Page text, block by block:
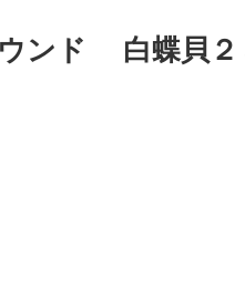
ンド 白蝶貝２